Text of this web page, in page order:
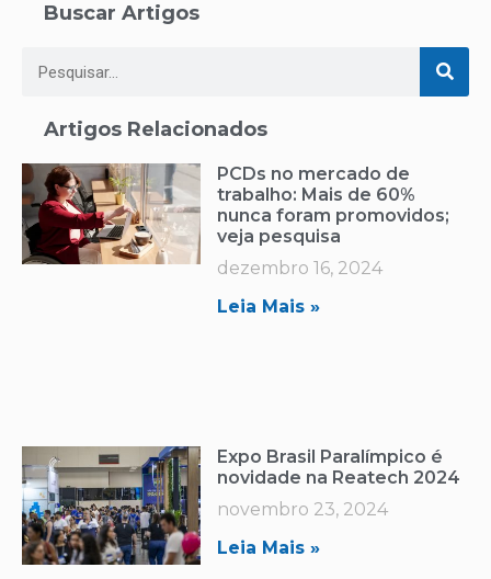
Buscar Artigos
Artigos Relacionados
PCDs no mercado de
trabalho: Mais de 60%
nunca foram promovidos;
veja pesquisa
dezembro 16, 2024
Leia Mais »
Expo Brasil Paralímpico é
novidade na Reatech 2024
novembro 23, 2024
Leia Mais »